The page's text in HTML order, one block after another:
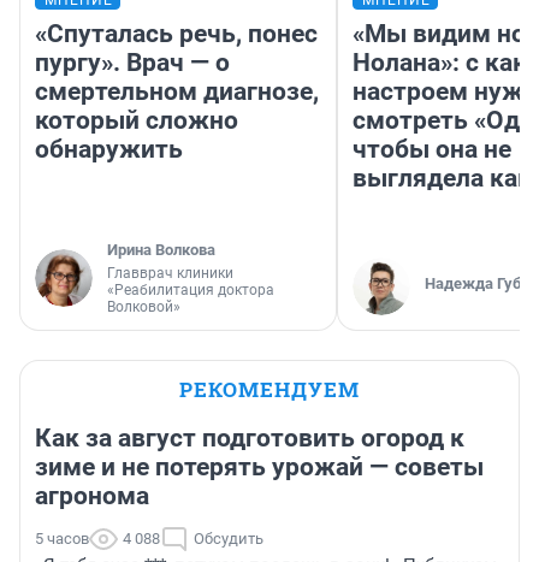
«Спуталась речь, понес
пургу». Врач — о
смертельном диагнозе,
который сложно
обнаружить
Ирина Волкова
Главврач клиники
«Реабилитация доктора
Волковой»
«Мы видим
Нолана»: с
настроем
смотреть
чтобы она не
выглядела как
Надежда
РЕКОМЕНДУЕМ
Как за август подготовить огород к
зиме и не потерять урожай — советы
агронома
5 часов 4 088 Обсудить